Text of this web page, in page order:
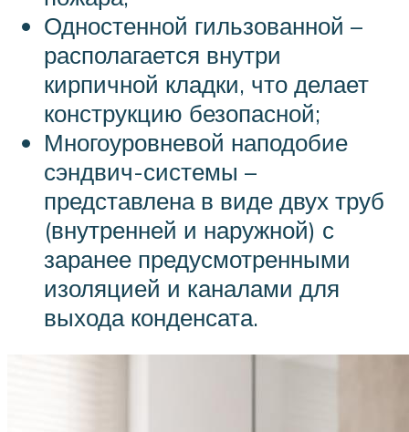
Одностенной гильзованной –
располагается внутри
кирпичной кладки, что делает
конструкцию безопасной;
Многоуровневой наподобие
сэндвич-системы –
представлена в виде двух труб
(внутренней и наружной) с
заранее предусмотренными
изоляцией и каналами для
выхода конденсата.